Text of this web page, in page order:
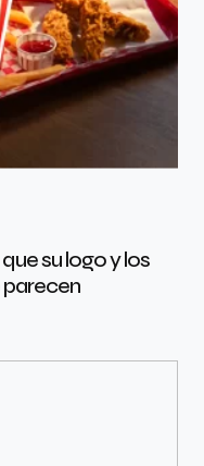
su logo y los